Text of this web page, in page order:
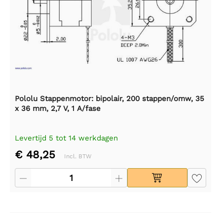
Pololu Stappenmotor: bipolair, 200 stappen/omw, 35
x 36 mm, 2,7 V, 1 A/fase
Levertijd 5 tot 14 werkdagen
€ 48,25 Incl. BTW